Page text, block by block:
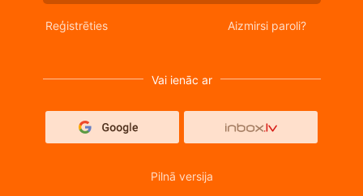
Reģistrēties Aizmirsi paroli?
Vai ienāc ar
Pilnā versija